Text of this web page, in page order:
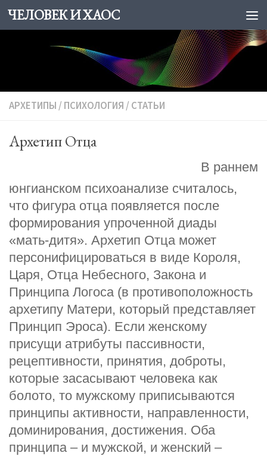
Skip to content
ЧЕЛОВЕК И ХАОС
АРХЕТИПЫ / ПСИХОЛОГИЯ / СТАТЬИ
Архетип Отца
В раннем
юнгианском психоанализе считалось,
что фигура отца появляется после
формирования упроченной диады
«мать-дитя». Архетип Отца может
персонифицироваться в виде Короля,
Царя, Отца Небесного, Закона и
Принципа Логоса (в противоположность
архетипу Матери, который представляет
Принцип Эроса). Если женскому
присущи атрибуты пассивности,
рецептивности, принятия, доброты,
которые засасывают человека как
болото, то мужскому приписываются
принципы активности, направленности,
доминирования, достижения. Оба
принципа – и мужской, и женский –